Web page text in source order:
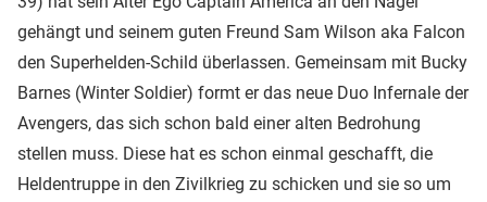
gehängt und seinem guten Freund Sam Wilson aka Falcon
den Superhelden-Schild überlassen. Gemeinsam mit Bucky
Barnes (Winter Soldier) formt er das neue Duo Infernale der
Avengers, das sich schon bald einer alten Bedrohung
stellen muss. Diese hat es schon einmal geschafft, die
Heldentruppe in den Zivilkrieg zu schicken und sie so um